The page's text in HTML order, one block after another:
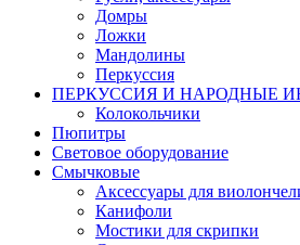
Домры
Ложки
Мандолины
Перкуссия
ПЕРКУССИЯ И НАРОДНЫЕ
Колокольчики
Пюпитры
Световое оборудование
Смычковые
Аксессуары для
Канифоли
Мостики для скрипки